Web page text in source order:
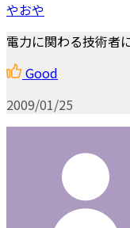
やおや
電力に関わる技術者
Good
2009/01/25